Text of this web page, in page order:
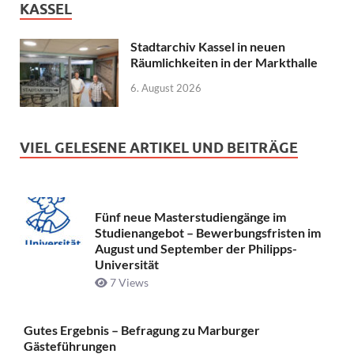
KASSEL
Stadtarchiv Kassel in neuen
Räumlichkeiten in der Markthalle
6. August 2026
VIEL GELESENE ARTIKEL UND BEITRÄGE
Fünf neue Masterstudiengänge im
Studienangebot – Bewerbungsfristen im
August und September der Philipps-
Universität
7 Views
Gutes Ergebnis – Befragung zu Marburger
Gästeführungen